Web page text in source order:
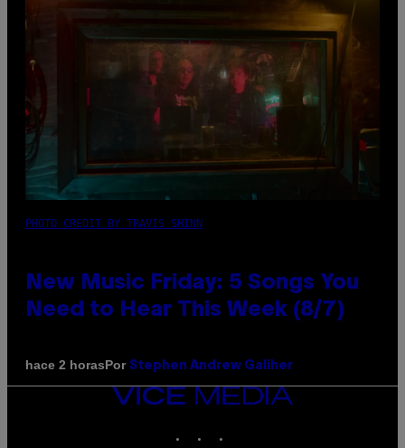
PHOTO CREDIT BY TRAVIS SHINN
New Music Friday: 5 Songs You
Need to Hear This Week (8/7)
hace 2 horasPor Stephen Andrew Galiher
VICE
MEDIA